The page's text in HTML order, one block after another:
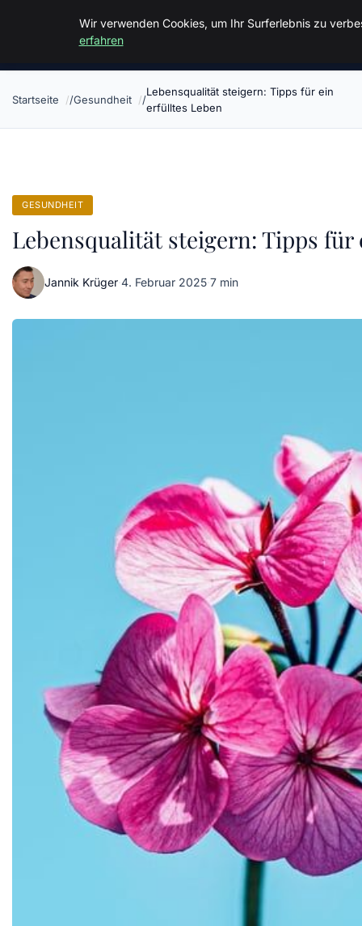
Malzminden
Startseite Gesundheit
Lebensqualität steigern: Tipps für ein
erfülltes Leben
GESUNDHEIT
Lebensqualität steigern: Tipps
Jannik Krüger·4. Februar 2025·7 min
Wir verwenden Cookies, um Ihr Surferlebnis zu
erfahren